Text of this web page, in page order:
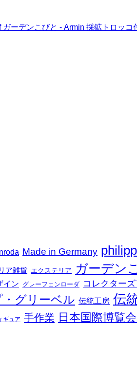
Made in Germany
ア雑貨 エクステリア ガーデン
イン グレーフェンローダ コレクター
グリーベル 伝統工房 伝
ギュア 手作業 日本国際博覧